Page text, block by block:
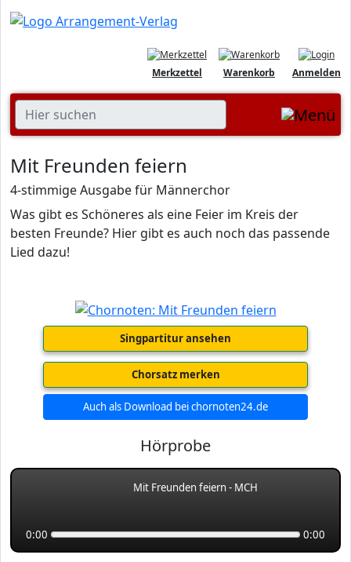
Anmelden
Warenkorb
Merkzettel
Mit Freunden feiern
4-stimmige Ausgabe für Männerchor
Was gibt es Schöneres als eine Feier im Kreis der
besten Freunde? Hier gibt es auch noch das passende
Lied dazu!
Singpartitur ansehen
Chorsatz merken
Auch als Download bei chornoten24.de
Hörprobe
Mit Freunden feiern - MCH
0:00 0:00